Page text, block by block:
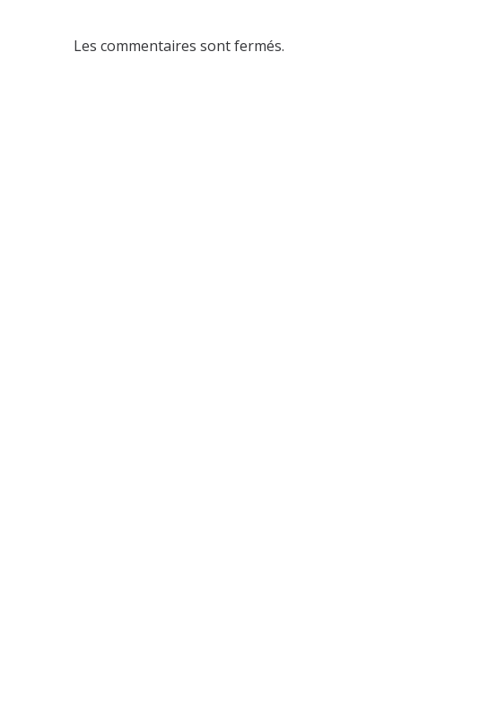
Les commentaires sont fermés.